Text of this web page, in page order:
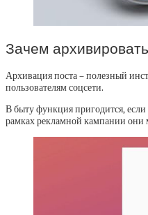
Зачем
Архивация поста – полезный
пользователям соцсети.
В быту функция пригодится,
рамках рекламной кампании они